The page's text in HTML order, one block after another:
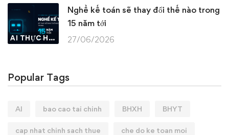
AI THỰC HÀNH
Nghề kế toán sẽ thay đổi thế nào trong
15 năm tới
27/06/2026
Popular Tags
AI bao cao tai chinh BHXH BHYT
cap nhat chinh sach thue che do ke toan moi